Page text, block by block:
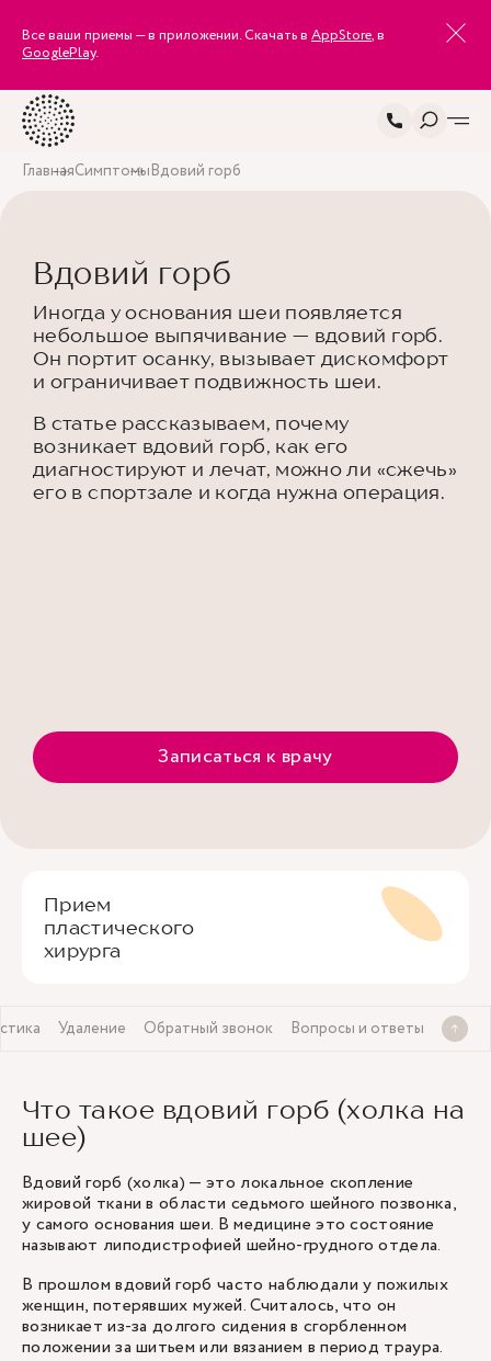
Все ваши приемы — в приложении. Скачать в AppStore, в
GooglePlay.
ГлавнаяСимптомыВдовий горб
Вдовий горб
Иногда у основания шеи появляется
небольшое выпячивание — вдовий горб.
Он портит осанку, вызывает дискомфорт
и ограничивает подвижность шеи.
В статье рассказываем, почему
возникает вдовий горб, как его
диагностируют и лечат, можно ли «сжечь»
его в спортзале и когда нужна операция.
Записаться к врачу
Прием
пластического
хирурга
Удаление Обратный звонок Вопросы и ответы
Что такое вдовий горб (холка на
шее)
Вдовий горб (холка) — это локальное скопление
жировой ткани в области седьмого шейного позвонка,
у самого основания шеи. В медицине это состояние
называют липодистрофией шейно-грудного отдела.
В прошлом вдовий горб часто наблюдали у пожилых
женщин, потерявших мужей. Считалось, что он
возникает из-за долгого сидения в сгорбленном
положении за шитьем или вязанием в период траура.